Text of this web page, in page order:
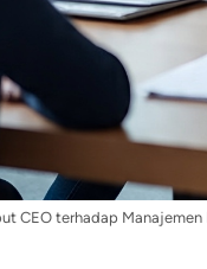
CEO terhadap